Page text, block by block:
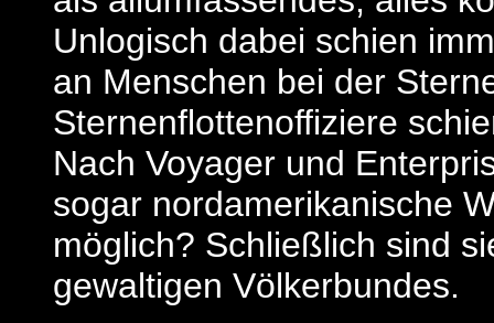
Unlogisch dabei schien
an Menschen bei der
Sternenflottenoffiziere
Nach Voyager und
sogar nordamerikanische
möglich? Schließlich sind
gewaltigen Völkerbundes.